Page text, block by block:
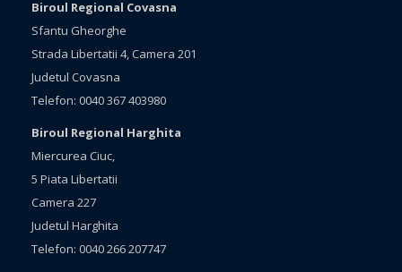
Biroul Regional Covasna
Sfantu Gheorghe
Strada Libertatii 4, Camera 201
Judetul Covasna
Telefon: 0040 367 403980
Biroul Regional Harghita
Miercurea Ciuc,
5 Piata Libertatii
Camera 227
Judetul Harghita
Telefon: 0040 266 207747